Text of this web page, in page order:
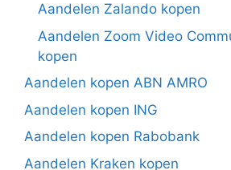
Aandelen Zalando kopen
Aandelen Zoom Video
kopen
Aandelen kopen ABN AMRO
Aandelen kopen ING
Aandelen kopen Rabobank
Aandelen Kraken kopen